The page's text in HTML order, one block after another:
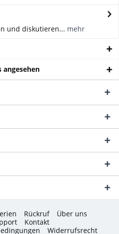
und diskutieren... mehr
angesehen
Rückruf
Über uns
Kontakt
Widerrufsrecht